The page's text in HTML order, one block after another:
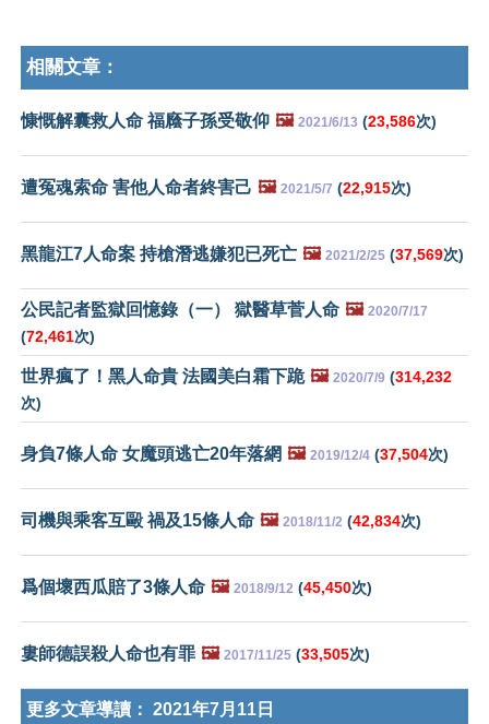
相關文章：
慷慨解囊救人命 福廕子孫受敬仰 🖼️ 2021/6/13 (23,586次)
遭冤魂索命 害他人命者終害己 🖼️ 2021/5/7 (22,915次)
黑龍江7人命案 持槍潛逃嫌犯已死亡 🖼️ 2021/2/25 (37,569次)
公民記者監獄回憶錄（一） 獄醫草菅人命 🖼️ 2020/7/17
(72,461次)
世界瘋了！黑人命貴 法國美白霜下跪 🖼️ 2020/7/9 (314,232
次)
身負7條人命 女魔頭逃亡20年落網 🖼️ 2019/12/4 (37,504次)
司機與乘客互毆 禍及15條人命 🖼️ 2018/11/2 (42,834次)
爲個壞西瓜賠了3條人命 🖼️ 2018/9/12 (45,450次)
婁師德誤殺人命也有罪 🖼️ 2017/11/25 (33,505次)
更多文章導讀： 2021年7月11日